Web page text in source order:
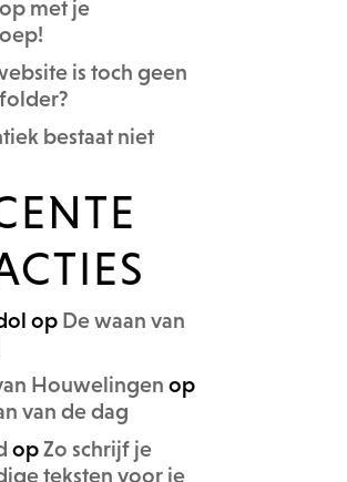
met je
is toch geen
bestaat niet
op De waan van
Houwelingen op
van de dag
opZo schrijf je
teksten voor je